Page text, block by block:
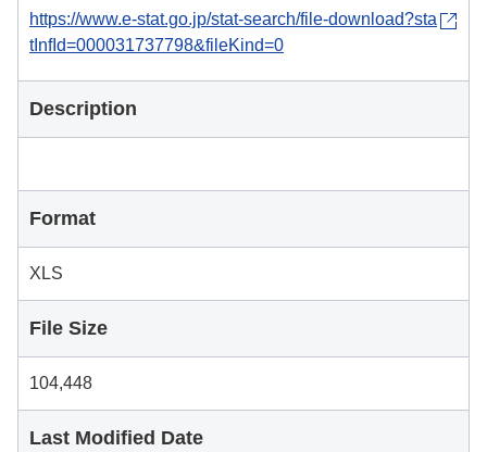
https://www.e-stat.go.jp/stat-search/file-download?sta
tInfId=000031737798&fileKind=0
Description
Format
XLS
File Size
104,448
Last Modified Date